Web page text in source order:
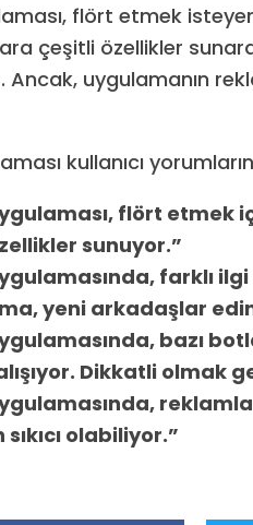
flört etmek
çeşitli özellikler
uygulamanın
kullanıcı
flört etmek
sunuyor.”
farklı
yeni arkadaşlar
bazı
Dikkatli olmak
olabiliyor.”